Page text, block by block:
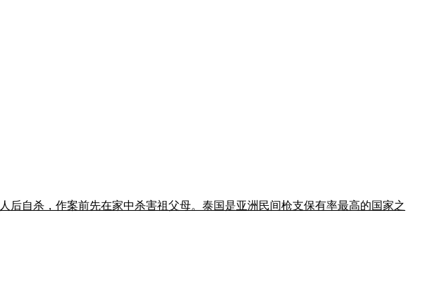
后自杀，作案前先在家中杀害祖父母。泰国是亚洲民间枪支保有率最高的国家之